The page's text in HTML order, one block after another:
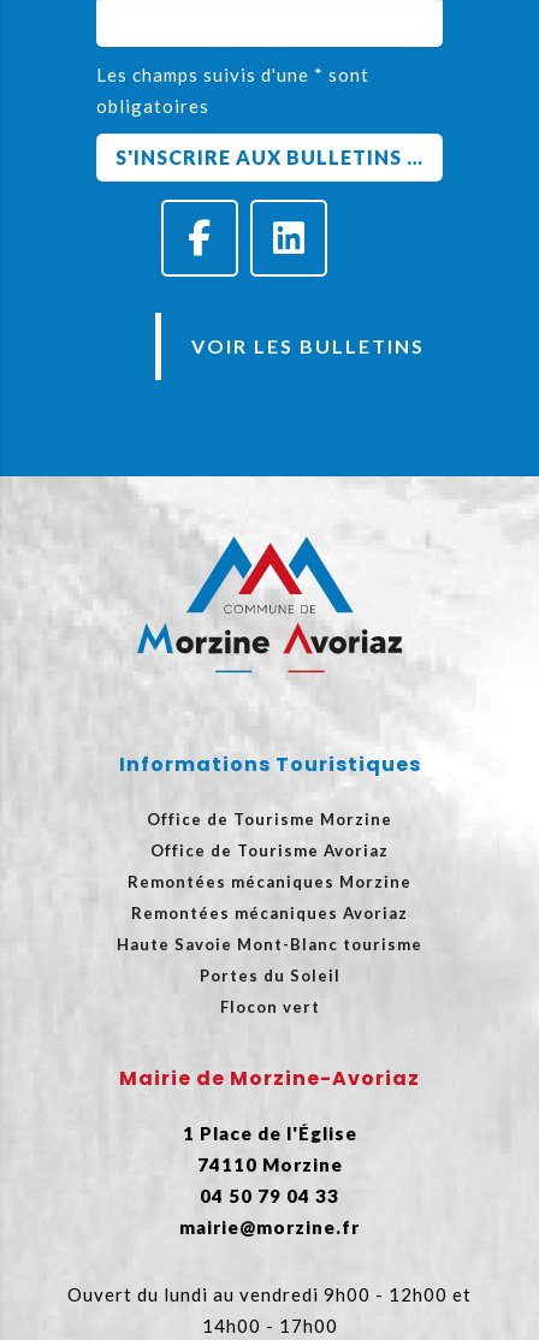
Les champs suivis d'une * sont
obligatoires
VOIR LES BULLETINS
Informations Touristiques
Office de Tourisme Morzine
Office de Tourisme Avoriaz
Remontées mécaniques Morzine
Remontées mécaniques Avoriaz
Haute Savoie Mont-Blanc tourisme
Portes du Soleil
Flocon vert
Mairie de Morzine-Avoriaz
1 Place de l'Église
74110 Morzine
04 50 79 04 33
mairie@morzine.fr
Ouvert du lundi au vendredi 9h00 - 12h00 et
14h00 - 17h00